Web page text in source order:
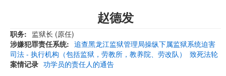
赵德发
职务
监狱长 (原任)
涉嫌犯罪责任系统
司法 - 执行机构（包括监狱，劳教所，教养院、劳改队）
案情记录
追查黑龙江监狱管理局操纵下属监狱系统迫害
致死法轮
功学员的责任人的通告